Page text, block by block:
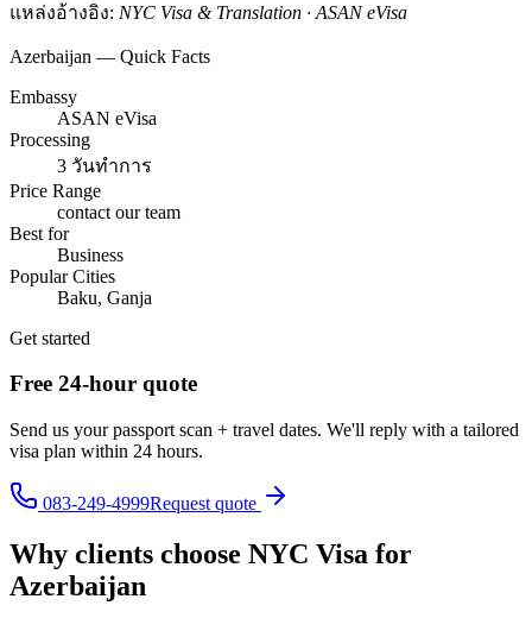
แหล่งอ้างอิง: NYC Visa & Translation · ASAN eVisa
Azerbaijan — Quick Facts
Embassy
ASAN eVisa
Processing
3 วันทำการ
Price Range
contact our team
Best for
Business
Popular Cities
Baku, Ganja
Get started
Free 24-hour quote
Send us your passport scan + travel dates. We'll reply with a tailored
visa plan within 24 hours.
083-249-4999Request quote
Why clients choose NYC Visa for
Azerbaijan